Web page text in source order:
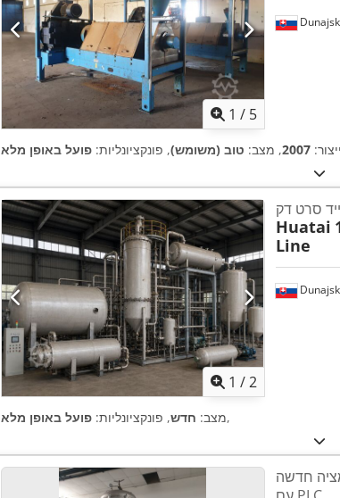
1 / 5
2007, מצב: טוב (משומש), פונקציונליות: פועל באופן מלא
1 /2
סרט דק
Huatai
Line
מצב: חדש, פונקציונליות: פועל באופן מלא ,
חדשה